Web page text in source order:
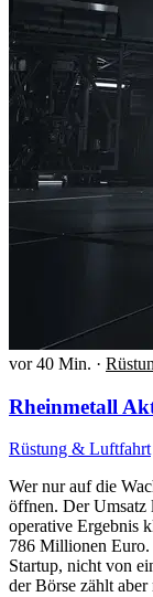
vor 40 Min. ·
Rheinmetall
Rüstung & Luftfahrt
Wer nur auf die
öffnen. Der Umsatz
operative Ergebnis
786 Millionen Euro.
Startup, nicht von
der Börse zählt